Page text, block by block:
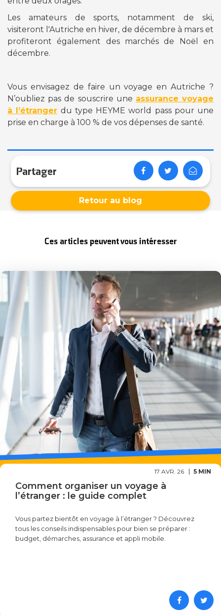
Les amateurs de sports, notamment de ski,
visiteront l'Autriche en hiver, de décembre à mars et
profiteront également des marchés de Noël en
décembre.
Vous envisagez de faire un voyage en Autriche ?
N’oubliez pas de souscrire une assurance voyage
à l’étranger du type HEYME world pass pour une
prise en charge à 100 % de vos dépenses de santé.
Partager
Retour au blog
Ces articles peuvent vous intéresser
17 AVR. 26 5 MIN
Comment organiser un voyage à
l’étranger : le guide complet
Vous partez bientôt en voyage à l’étranger ? Découvrez
tous les conseils indispensables pour bien se préparer :
budget, démarches, assurance et appli mobile.